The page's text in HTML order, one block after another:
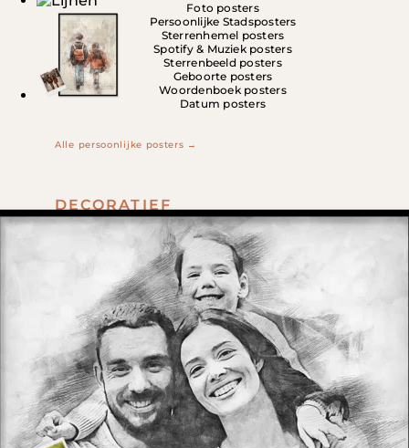
Foto posters
Persoonlijke Stadsposters
Sterrenhemel posters
Spotify & Muziek posters
Sterrenbeeld posters
Geboorte posters
Woordenboek posters
Datum posters
Alle persoonlijke posters →
DECORATIEF
Stadsposters
Landkaarten
Dieren & Natuur
Steden & Gebouwen
Kunst & illustraties
Tekst & Quotes
Kinderkamer
Alle decoratieve posters →
VADERDAG ♥